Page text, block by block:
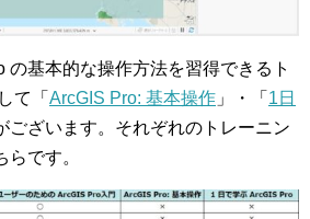
の基本的な操作方法を習得できるト
て「 ArcGIS Pro: 基本操作 」・「 1日
ございます。それぞれのトレーニン
です。